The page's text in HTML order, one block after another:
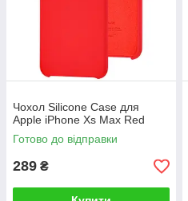
Чохол Silicone Case для
Apple iPhone Xs Max Red
Готово до відправки
289 ₴